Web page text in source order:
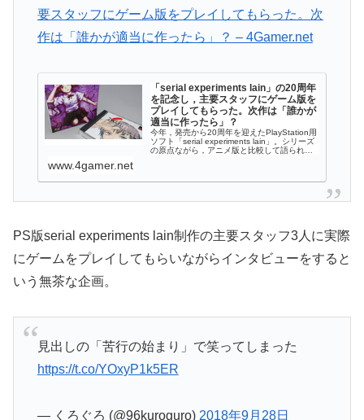
要スタッフにゲーム版をプレイしてもらった。次
作は「誰かが適当に作ったら」？ – 4Gamer.net
「serial experiments lain」の20周年
を記念し，主要スタッフにゲーム版を
プレイしてもらった。次作は「誰かが
適当に作ったら」？
今年，発売から20周年を迎えたPlayStation用
ソフト「serial experiments lain」。シリーズ
の原点ながら，アニメ版と比較して語られる
www.4gamer.net
PS版serial experiments lain制作の主要スタッフ3人に実際
にゲームをプレイしてもらいながらインタビューをすると
いう無茶な企画。
見出しの「苦行の始まり」で笑ってしまった
https://t.co/YOxyP1k5ER
— くろぐろ (@96kuroguro) 2018年9月28日